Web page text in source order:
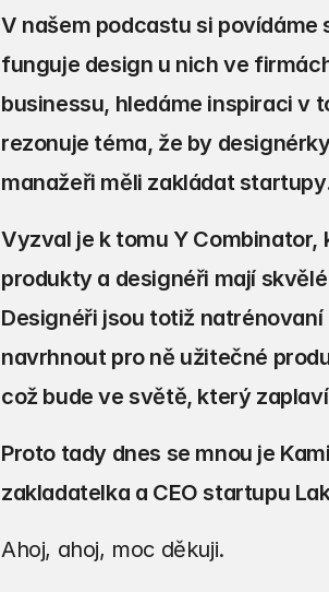
V našem podcastu si
funguje design u nich ve
businessu, hledáme inspiraci v
rezonuje téma, že by
manažeři měli zakládat
Vyzval je k tomu Y
produkty a designéři mají
Designéři jsou totiž
navrhnout pro ně užitečné
což bude ve světě, který
Proto tady dnes se mnou je
zakladatelka a CEO startupu
Ahoj, ahoj, moc děkuji.